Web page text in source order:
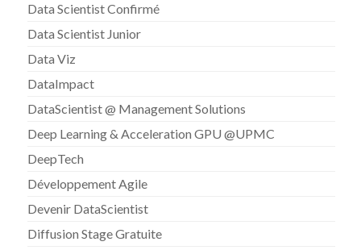
Data Scientist Confirmé
Data Scientist Junior
Data Viz
DataImpact
DataScientist @ Management Solutions
Deep Learning & Acceleration GPU @UPMC
DeepTech
Développement Agile
Devenir DataScientist
Diffusion Stage Gratuite